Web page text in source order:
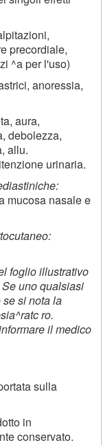
precordiale,
^a per l'uso)
anoressia,
aura,
debolezza,
allu.
urinaria.
mucosa nasale e
foglio illustrativo
uno qualsiasi
si nota la
ro.
il medico
sulla
in
conservato.